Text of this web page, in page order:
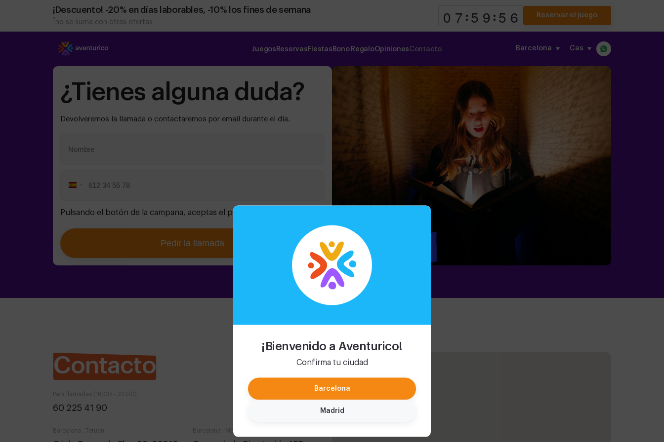
¡Bienvenido a Aventurico!
Confirma tu ciudad
Barcelona
Madrid
¡Descuento! -20% en días laborables, -10% los fines de semana
* no se suma con otras ofertas
Reservar el juego
Barcelona cas
Juegos Reservas Fiestas Bono RegaloOpinionesContacto
¿Tienes alguna duda?
Devolveremos la llamada o contactaremos por email durante el día.
Spain
Pulsando el botón de la campana, aceptas el procesamiento de datos
Pedir la llamada
Contacto
Barcelona , Tetuan Barcelona , Monumental
Para llamadas (16:00 - 22:00)
60 225 41 90